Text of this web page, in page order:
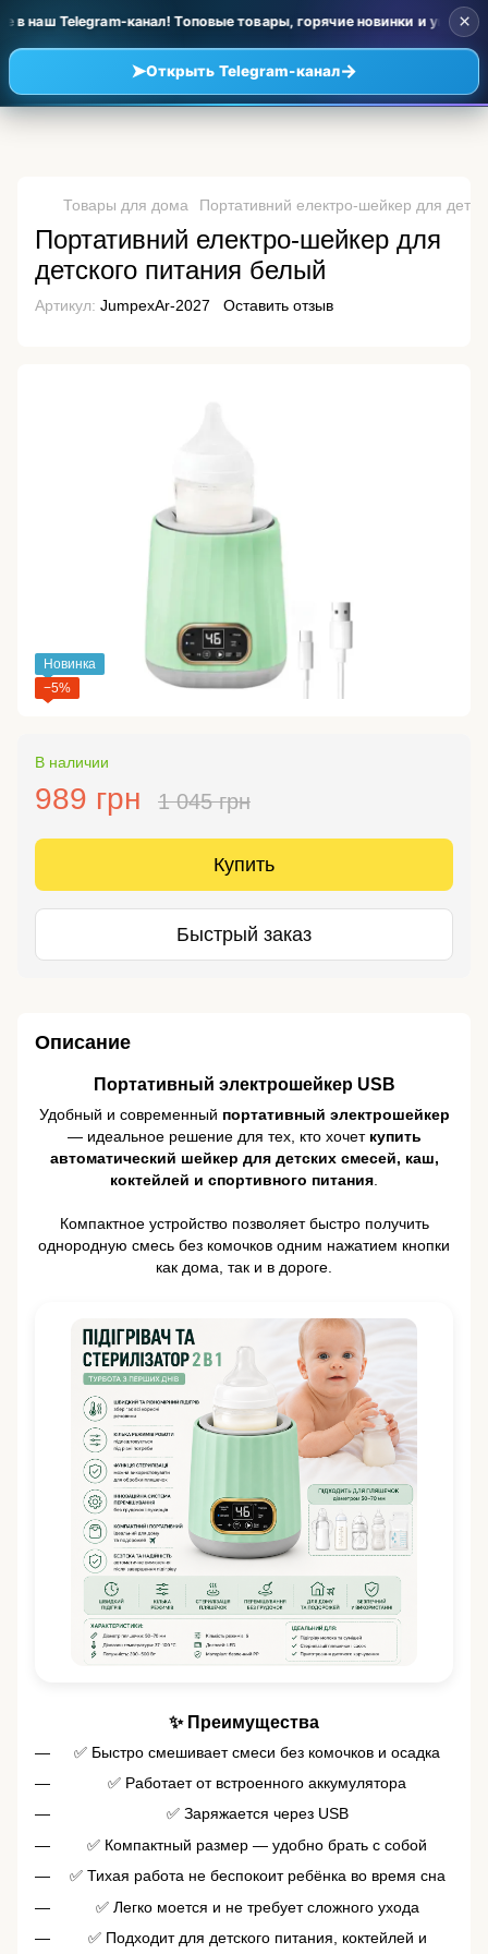
наш Telegram-канал! Топовые товары, горячие новинки и уценка
➤Открыть Telegram-канал→
×
Товары для дома Портативний електро-шейкер для
Портативний електро-шейкер для
детского питания белый
Артикул: JumpexAr-2027 Оставить отзыв
Новинка
−5%
В наличии
989 грн 1 045 грн
Купить
Быстрый заказ
Описание
Портативный электрошейкер USB
Удобный и современный портативный электрошейкер
— идеальное решение для тех, кто хочет купить
автоматический шейкер для детских смесей, каш,
коктейлей и спортивного питания
Компактное устройство позволяет быстро получить
однородную смесь без комочков одним нажатием кнопки
как дома, так и в дороге.
✨ Преимущества
✅ Быстро смешивает смеси без комочков и осадка
✅ Работает от встроенного аккумулятора
✅ Заряжается через USB
✅ Компактный размер — удобно брать с собой
✅ Тихая работа не беспокоит ребёнка во время сна
✅ Легко моется и не требует сложного ухода
✅ Подходит для детского питания, коктейлей и